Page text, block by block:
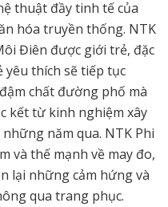
thuật đầy tinh tế của
hóa truyền thống. NTK
Điên được giới trẻ, đặc
thích sẽ tiếp tục
chất đường phố mà
kết từ kinh nghiệm xây
năm qua. NTK Phi
và thế mạnh về may đo,
lại những cảm hứng và
qua trang phục.